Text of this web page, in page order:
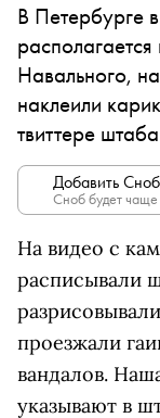
В Петербурге
Навального,
наклеили
твиттере штаба
Добавить
Сноб будет чаще
На видео с
расписывали
проезжали
вандалов.
указывают в